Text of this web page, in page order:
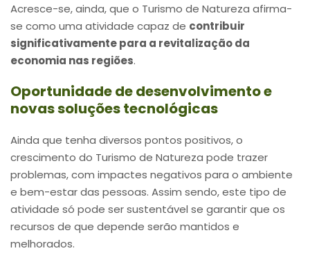
Acresce-se, ainda, que o Turismo de Natureza afirma-
se como uma atividade capaz de contribuir
significativamente para a revitalização da
economia nas regiões.
Oportunidade de desenvolvimento e
novas soluções tecnológicas
Ainda que tenha diversos pontos positivos, o
crescimento do Turismo de Natureza pode trazer
problemas, com impactes negativos para o ambiente
e bem-estar das pessoas. Assim sendo, este tipo de
atividade só pode ser sustentável se garantir que os
recursos de que depende serão mantidos e
melhorados.